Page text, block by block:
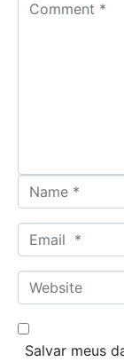
a
m
*
m
a
*
W
e
b
Salvar meus